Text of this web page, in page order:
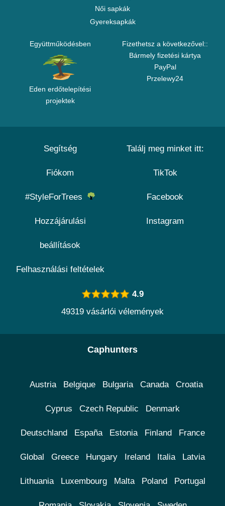
Női sapkák
Gyereksapkák
Együttműködésben
Eden erdőtelepítési
projektek
Fizethetsz a következővel::
Bármely fizetési kártya
PayPal
Przelewy24
Segítség
Fiókom
#StyleForTrees
Hozzájárulási
beállítások
Felhasználási feltételek
Találj meg minket itt:
TikTok
Facebook
Instagram
4.9
49319 vásárlói vélemények
Caphunters
Austria Belgique Bulgaria Canada Croatia
Cyprus Czech Republic Denmark
Deutschland España Estonia Finland France
Global Greece Hungary Ireland Italia Latvia
Lithuania Luxembourg Malta Poland Portugal